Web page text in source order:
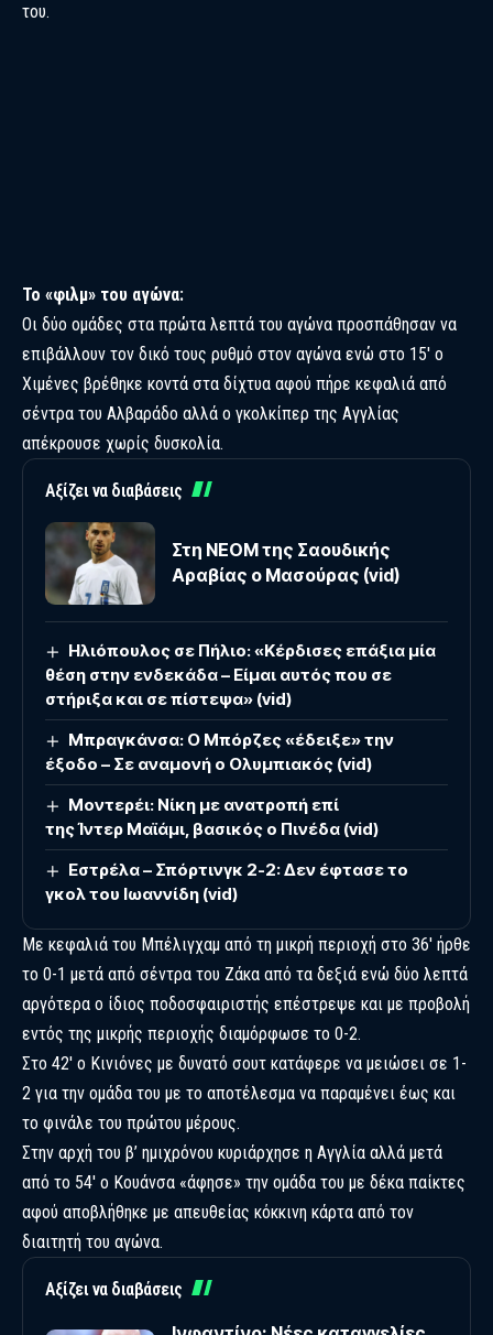
του.
Το «φιλμ» του αγώνα:
Οι δύο ομάδες στα πρώτα λεπτά του αγώνα προσπάθησαν να
επιβάλλουν τον δικό τους ρυθμό στον αγώνα ενώ στο 15′ ο
Χιμένες βρέθηκε κοντά στα δίχτυα αφού πήρε κεφαλιά από
σέντρα του Αλβαράδο αλλά ο γκολκίπερ της Αγγλίας
απέκρουσε χωρίς δυσκολία.
Αξίζει να διαβάσεις
Στη ΝΕΟΜ της Σαουδικής
Αραβίας ο Μασούρας (vid)
Ηλιόπουλος σε Πήλιο: «Κέρδισες επάξια μία
θέση στην ενδεκάδα – Είμαι αυτός που σε
στήριξα και σε πίστεψα» (vid)
Μπραγκάνσα: Ο Μπόρζες «έδειξε» την
έξοδο – Σε αναμονή ο Ολυμπιακός (vid)
Μοντερέι: Νίκη με ανατροπή επί
της Ίντερ Μαϊάμι, βασικός ο Πινέδα (vid)
Εστρέλα – Σπόρτινγκ 2-2: Δεν έφτασε το
γκολ του Ιωαννίδη (vid)
Με κεφαλιά του Μπέλιγχαμ από τη μικρή περιοχή στο 36′ ήρθε
το 0-1 μετά από σέντρα του Ζάκα από τα δεξιά ενώ δύο λεπτά
αργότερα ο ίδιος ποδοσφαιριστής επέστρεψε και με προβολή
εντός της μικρής περιοχής διαμόρφωσε το 0-2.
Στο 42′ ο Κινιόνες με δυνατό σουτ κατάφερε να μειώσει σε 1-
2 για την ομάδα του με το αποτέλεσμα να παραμένει έως και
το φινάλε του πρώτου μέρους.
Στην αρχή του β’ ημιχρόνου κυριάρχησε η Αγγλία αλλά μετά
από το 54′ ο Κουάνσα «άφησε» την ομάδα του με δέκα παίκτες
αφού αποβλήθηκε με απευθείας κόκκινη κάρτα από τον
διαιτητή του αγώνα.
Αξίζει να διαβάσεις